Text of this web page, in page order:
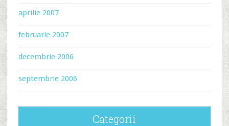
aprilie 2007
februarie 2007
decembrie 2006
septembrie 2006
Categorii